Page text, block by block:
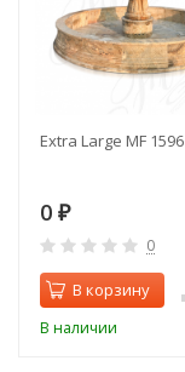
Extra Large MF 1596
0 ₽
0
В корзину
В наличии